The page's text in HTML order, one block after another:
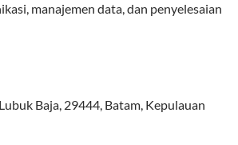
manajemen data, dan penyelesaian
Baja, 29444, Batam, Kepulauan